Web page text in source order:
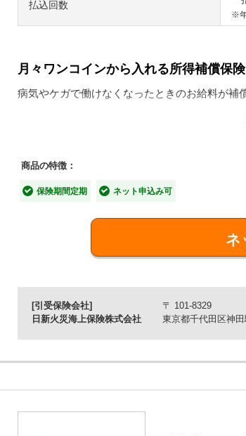
払込回数
※
月々ワンコインから入れる所得補償保険
病気やケガで働けなくなったときのお給料が補
てん補期間を1･2･3ヶ月の短期間に設定する
さらに、インターネット申込で保険料が8％割
【特長3】三大疾病には一時金でカバー
一時金は50万円･100万円･200万円のいずれか
商品の特徴：
保険期間定期 ネット申込み可
ネ
[引受保険会社]
日新火災海上保険株式会社
〒 101-8329
東京都千代田区神